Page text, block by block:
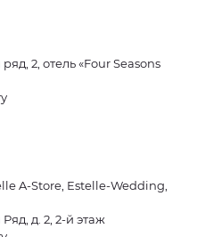
2, отель «Four Seasons
A-Store, Estelle-Wedding,
д. 2, 2-й этаж